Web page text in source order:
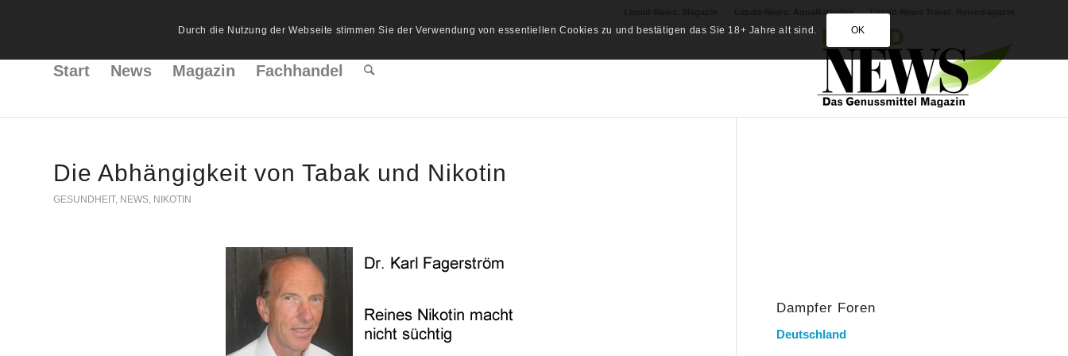
Liquid-News: AquaRatgeber Liquid-News Travel: Reisemagazin
Start News Magazin Fachhandel
Die Abhängigkeit von Tabak und Nikotin
GESUNDHEIT, NEWS, NIKOTIN
Dampfer Foren
Deutschland
Durch die Nutzung der Webseite stimmen Sie der Verwendung von essentiellen Cookies zu und bestätigen das Sie 18+ Jahre alt sind. OK